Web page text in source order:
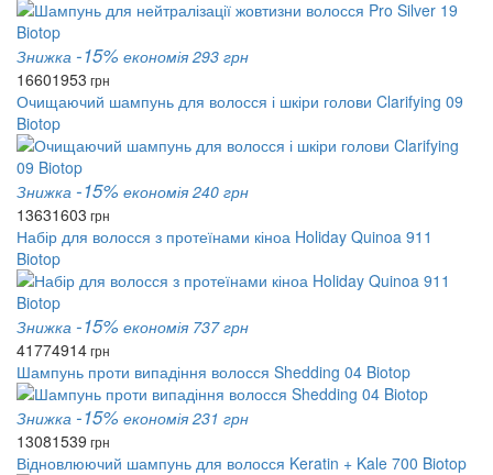
Знижка -15% економія 293 грн
16601953 грн
Очищаючий шампунь для волосся і шкіри голови Clarifying 09
Biotop
Знижка -15% економія 240 грн
13631603 грн
Набір для волосся з протеїнами кіноа Holiday Quinoa 911
Biotop
Знижка -15% економія 737 грн
41774914грн
Шампунь проти випадіння волосся Shedding 04 Biotop
Знижка -15% економія 231 грн
13081539 грн
Відновлюючий шампунь для волосся Keratin + Kale 700 Biotop